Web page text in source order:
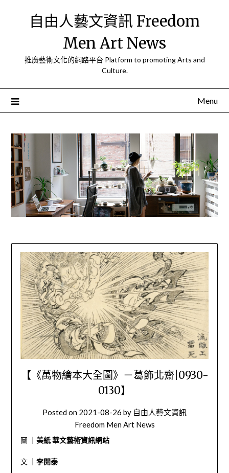
自由人藝文資訊 Freedom
Men Art News
推廣藝術文化的網路平台 Platform to promoting Arts and
Culture.
Menu
【《萬物繪本大全圖》－葛飾北齋|0930-
0130】
Posted on 2021-08-26 by 自由人藝文資訊
Freedom Men Art News
圖 ｜ 美紙 華文藝術資訊網站
文 ｜ 李開泰